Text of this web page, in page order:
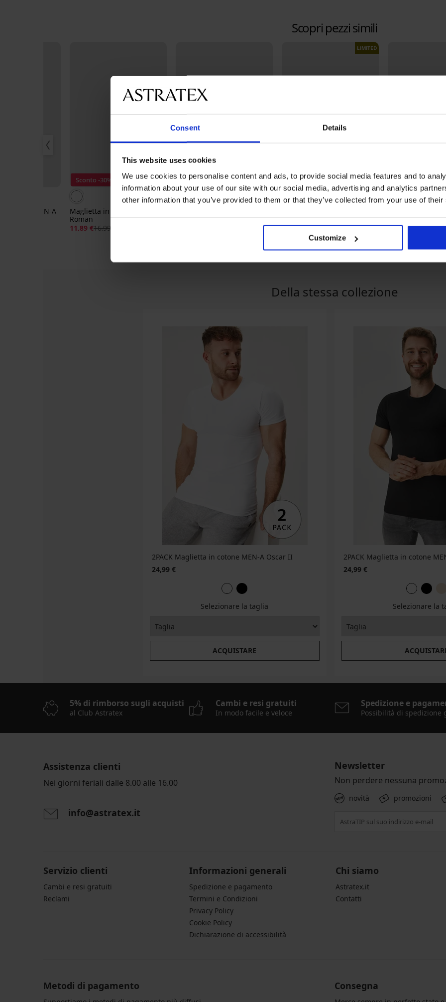
Consent Details
This website uses cookies
We use cookies to personalise content and ads, to provide social media features and to
information about your use of our site with our social media, advertising and analytics
other information that you’ve provided to them or that they’ve collected from your use of
Customize
Scopri pezzi simili
cotone MEN-A
Sconto -30%
5
Maglietta in cotone MEN-A
Roman
11,89 €16,99 €
-20% WELCOME20
Roman II
Sconto -50%
LIMITED
5
MEN-A Summer Paradise
12,49 €24,99 €
Sconto -70%
Elf
9,30 € 30,99 €
Della stessa collezione
2PACK Maglietta in cotone MEN-A Oscar II
24,99 €
Selezionare la taglia
ACQUISTARE
2PACK Maglietta in cotone
24,99 €
Selezionare la
5% di rimborso sugli acquisti
al Club Astratex
Cambi e resi gratuiti
In modo facile e veloce
Spedizione e
Possibilità di spedizione
Assistenza clienti
Nei giorni feriali dalle 8.00 alle 16.00
info@astratex.it
Newsletter
Non perdere nessuna
novità promozioni
Servizio clienti
Cambi e resi gratuiti
Reclami
Informazioni generali
Spedizione e pagamento
Termini e Condizioni
Privacy Policy
Cookie Policy
Dichiarazione di accessibilità
Chi siamo
Astratex.it
Contatti
Metodi di pagamento Consegna